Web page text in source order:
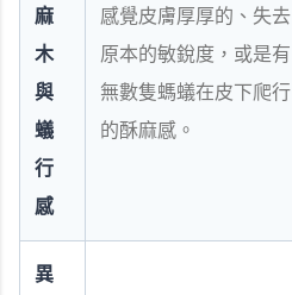
麻
木
與
蟻
行
感
感覺皮膚厚厚的、失去
原本的敏銳度，或是有
無數隻螞蟻在皮下爬行
的酥麻感。
異